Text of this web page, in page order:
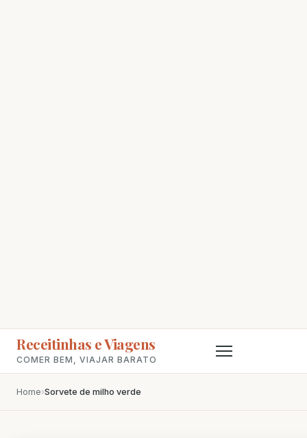
Receitinhas e Viagens
COMER BEM, VIAJAR BARATO
Home›Sorvete de milho verde